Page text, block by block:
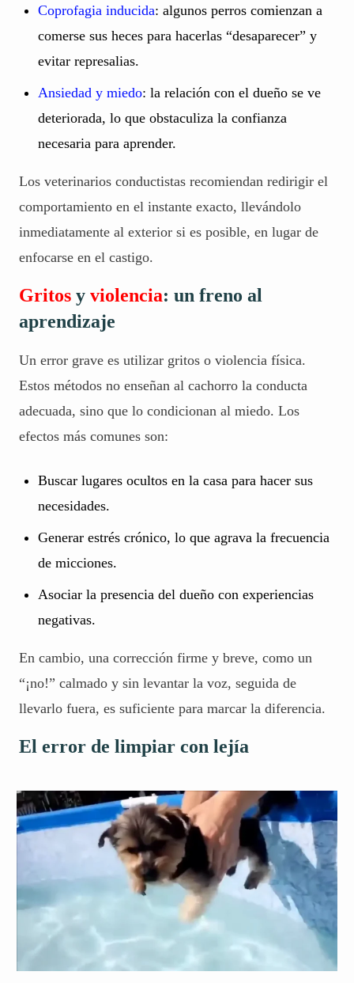
Coprofagia inducida: algunos perros comienzan a
comerse sus heces para hacerlas “desaparecer” y
evitar represalias.
Ansiedad y miedo: la relación con el dueño se ve
deteriorada, lo que obstaculiza la confianza
necesaria para aprender.
Los veterinarios conductistas recomiendan redirigir el
comportamiento en el instante exacto, llevándolo
inmediatamente al exterior si es posible, en lugar de
enfocarse en el castigo.
Gritos y violencia: un freno al
aprendizaje
Un error grave es utilizar gritos o violencia física.
Estos métodos no enseñan al cachorro la conducta
adecuada, sino que lo condicionan al miedo. Los
efectos más comunes son:
Buscar lugares ocultos en la casa para hacer sus
necesidades.
Generar estrés crónico, lo que agrava la frecuencia
de micciones.
Asociar la presencia del dueño con experiencias
negativas.
En cambio, una corrección firme y breve, como un
“¡no!” calmado y sin levantar la voz, seguida de
llevarlo fuera, es suficiente para marcar la diferencia.
El error de limpiar con lejía